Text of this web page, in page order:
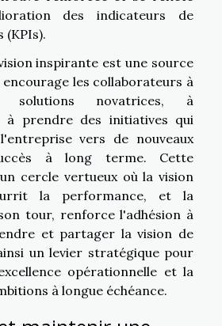
des indicateurs de
(KPIs).
inspirante est une source
les collaborateurs à
solutions novatrices, à
à prendre des initiatives qui
vers de nouveaux
à long terme. Cette
cercle vertueux où la vision
la performance, et la
tour, renforce l'adhésion à
et partager la vision de
un levier stratégique pour
opérationnelle et la
à longue échéance.